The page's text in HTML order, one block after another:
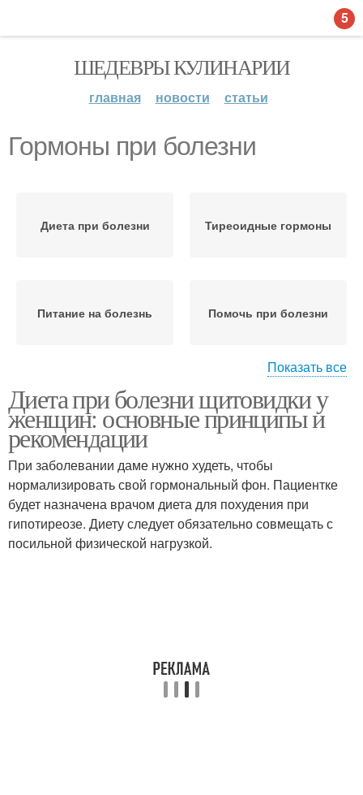
ШЕДЕВРЫ КУЛИНАРИИ
главная новости статьи
Гормоны при болезни
Диета при болезни Тиреоидные гормоны
Питание на болезнь Помочь при болезни
Алкоголь на болезнь Овощи при болезни
Показать все
Диета при болезни щитовидки у
женщин: основные принципы и
рекомендации
При заболевании даме нужно худеть, чтобы
нормализировать свой гормональный фон. Пациентке
будет назначена врачом диета для похудения при
гипотиреозе. Диету следует обязательно совмещать с
посильной физической нагрузкой.
5